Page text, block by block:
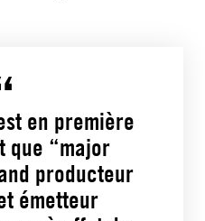
en première
que “major
producteur
émetteur